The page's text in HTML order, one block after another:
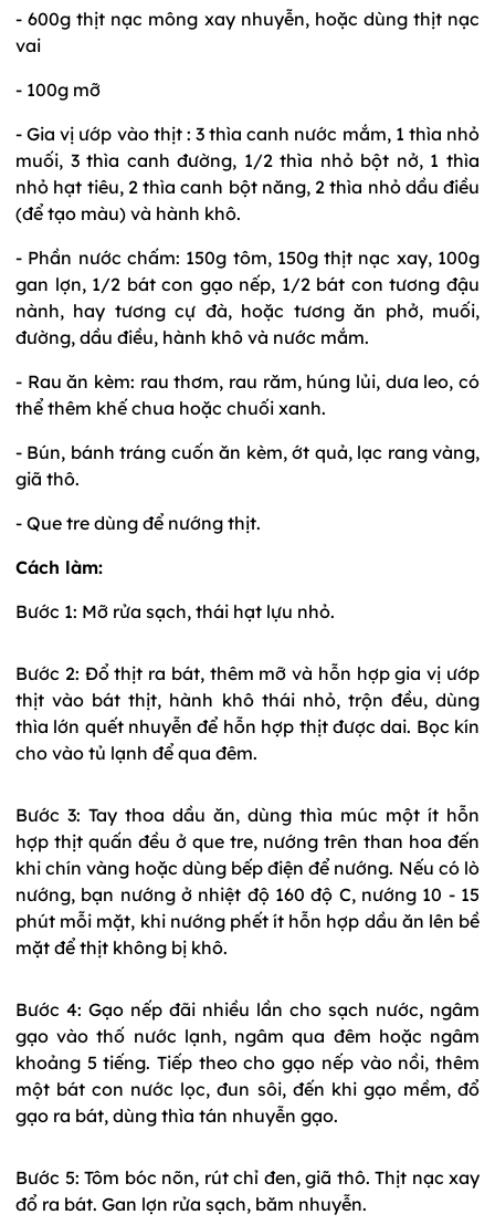
- 600g thịt nạc mông xay nhuyễn, hoặc dùng thịt nạc
vai
- 100g mỡ
- Gia vị ướp vào thịt : 3 thìa canh nước mắm, 1 thìa nhỏ
muối, 3 thìa canh đường, 1/2 thìa nhỏ bột nở, 1 thìa
nhỏ hạt tiêu, 2 thìa canh bột năng, 2 thìa nhỏ dầu điều
(để tạo màu) và hành khô.
- Phần nước chấm: 150g tôm, 150g thịt nạc xay, 100g
gan lợn, 1/2 bát con gạo nếp, 1/2 bát con tương đậu
nành, hay tương cự đà, hoặc tương ăn phở, muối,
đường, dầu điều, hành khô và nước mắm.
- Rau ăn kèm: rau thơm, rau răm, húng lủi, dưa leo, có
thể thêm khế chua hoặc chuối xanh.
- Bún, bánh tráng cuốn ăn kèm, ớt quả, lạc rang vàng,
giã thô.
- Que tre dùng để nướng thịt.
Cách làm:
Bước 1: Mỡ rửa sạch, thái hạt lựu nhỏ.
Bước 2: Đổ thịt ra bát, thêm mỡ và hỗn hợp gia vị ướp
thịt vào bát thịt, hành khô thái nhỏ, trộn đều, dùng
thìa lớn quết nhuyễn để hỗn hợp thịt được dai. Bọc kín
cho vào tủ lạnh để qua đêm.
Bước 3: Tay thoa dầu ăn, dùng thìa múc một ít hỗn
hợp thịt quấn đều ở que tre, nướng trên than hoa đến
khi chín vàng hoặc dùng bếp điện để nướng. Nếu có lò
nướng, bạn nướng ở nhiệt độ 160 độ C, nướng 10 - 15
phút mỗi mặt, khi nướng phết ít hỗn hợp dầu ăn lên bề
mặt để thịt không bị khô.
Bước 4: Gạo nếp đãi nhiều lần cho sạch nước, ngâm
gạo vào thố nước lạnh, ngâm qua đêm hoặc ngâm
khoảng 5 tiếng. Tiếp theo cho gạo nếp vào nồi, thêm
một bát con nước lọc, đun sôi, đến khi gạo mềm, đổ
gạo ra bát, dùng thìa tán nhuyễn gạo.
Bước 5: Tôm bóc nõn, rút chỉ đen, giã thô. Thịt nạc xay
đổ ra bát. Gan lợn rửa sạch, băm nhuyễn.